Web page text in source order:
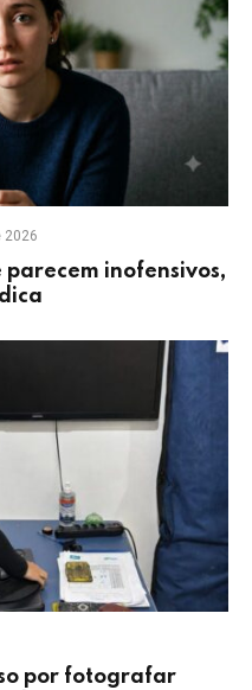
2026
parecem inofensivos,
por fotografar